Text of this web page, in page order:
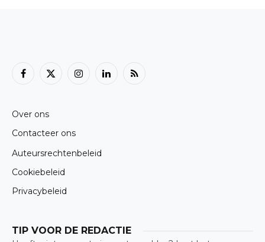
Facebook
X
InstagramLinkedInRSS
Over ons
Contacteer ons
Auteursrechtenbeleid
Cookiebeleid
Privacybeleid
TIP VOOR DE REDACTIE